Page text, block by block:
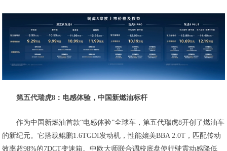
第五代瑞虎8：电感体验，中国新燃油标杆
作为中国新燃油首款“电感体验”全球车，第五代瑞虎8开创了燃油车
的新纪元。它搭载鲲鹏1.6TGDI发动机，性能媲美BBA 2.0T，匹配传动
效率超98%的7DCT变速箱。中欧大师联合调校底盘使行驶震动感降低